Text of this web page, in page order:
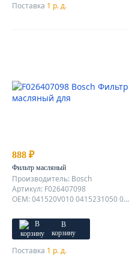
Поставка 1 р. д.
888 ₽
Фильтр масляный
Производитель: Bosch
Артикул: F026407098
OEM: 041520V010 0415231050 0415231090 04152YZZA1 415231050
В
корзину
Поставка 1 р. д.